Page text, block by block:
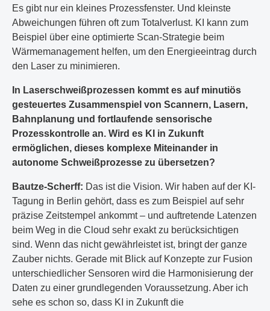
Es gibt nur ein kleines Prozessfenster. Und kleinste
Abweichungen führen oft zum Totalverlust. KI kann zum
Beispiel über eine optimierte Scan-Strategie beim
Wärmemanagement helfen, um den Energieeintrag durch
den Laser zu minimieren.
In Laserschweißprozessen kommt es auf minutiös
gesteuertes Zusammenspiel von Scannern, Lasern,
Bahnplanung und fortlaufende sensorische
Prozesskontrolle an. Wird es KI in Zukunft
ermöglichen, dieses komplexe Miteinander in
autonome Schweißprozesse zu übersetzen?
Bautze-Scherff: Das ist die Vision. Wir haben auf der KI-
Tagung in Berlin gehört, dass es zum Beispiel auf sehr
präzise Zeitstempel ankommt – und auftretende Latenzen
beim Weg in die Cloud sehr exakt zu berücksichtigen
sind. Wenn das nicht gewährleistet ist, bringt der ganze
Zauber nichts. Gerade mit Blick auf Konzepte zur Fusion
unterschiedlicher Sensoren wird die Harmonisierung der
Daten zu einer grundlegenden Voraussetzung. Aber ich
sehe es schon so, dass KI in Zukunft die